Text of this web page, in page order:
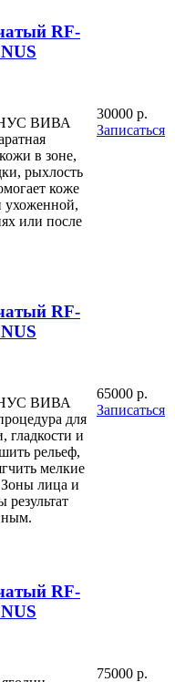
RF-
ВИВА
в зоне,
рыхлость
коже
ухоженной,
или после
30000 р.
Записаться
RF-
ВИВА
для
гладкости и
рельеф,
мелкие
лица и
65000 р.
Записаться
RF-
75000 р.